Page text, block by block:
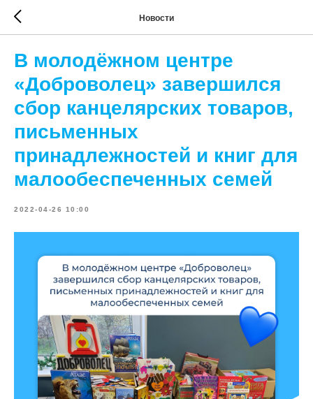
Новости
В молодёжном центре
«Доброволец» завершился
сбор канцелярских товаров,
письменных
принадлежностей и книг для
малообеспеченных семей
2022-04-26 10:00